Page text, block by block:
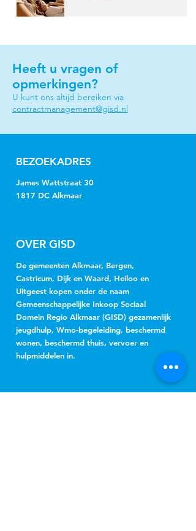
Heeft u vragen of
opmerkingen?
U kunt ons altijd bereiken via
contractmanagement@gisd.nl
BEZOEKADRES
James Wattstraat 30
1817 DC Alkmaar
OVER GISD
De gemeenten Alkmaar, Bergen,
Castricum, Dijk en Waard, Heiloo en
Uitgeest kopen onder de naam
Gemeenschappelijke Inkoop Sociaal
Domein Regio Alkmaar (GISD) gezamenlijk
jeugdhulp, Wmo-begeleiding, beschermd
wonen, beschermd thuis, vervoer en
hulpmiddelen in.